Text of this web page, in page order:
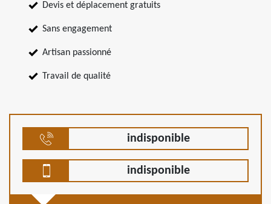
Devis et déplacement gratuits
Sans engagement
Artisan passionné
Travail de qualité
indisponible
indisponible